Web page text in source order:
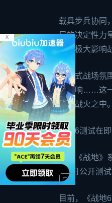
X
载具步兵协同
局的决定性力
都能极大影响
沉浸式战场氛
的巨响……这一
实的战火之中。
战地6测试在
作为《战地》
月9日公开测
目前，《战地